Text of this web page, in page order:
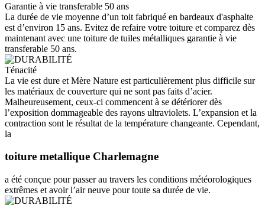
Garantie à vie transferable 50 ans
La durée de vie moyenne d’un toit fabriqué en bardeaux d'asphalte
est d’environ 15 ans. Evitez de refaire votre toiture et comparez dès
maintenant avec une toiture de tuiles métalliques garantie à vie
transferable 50 ans.
Ténacité
La vie est dure et Mère Nature est particulièrement plus difficile sur
les matériaux de couverture qui ne sont pas faits d’acier.
Malheureusement, ceux-ci commencent à se détériorer dès
l’exposition dommageable des rayons ultraviolets. L’expansion et la
contraction sont le résultat de la température changeante. Cependant,
la
toiture metallique Charlemagne
a été conçue pour passer au travers les conditions météorologiques
extrêmes et avoir l’air neuve pour toute sa durée de vie.